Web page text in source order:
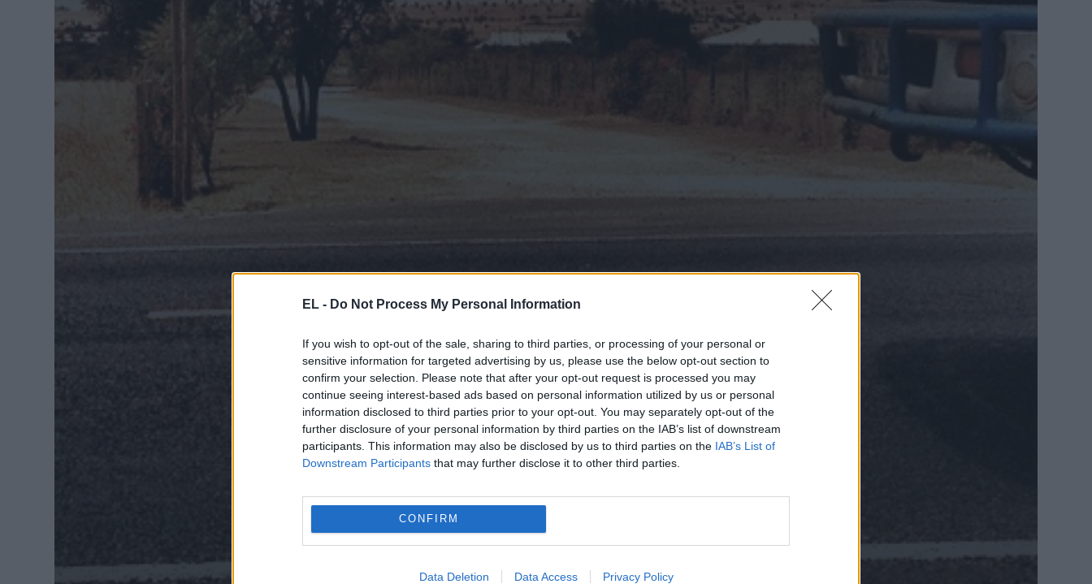
EL - Do Not Process My Personal Information
If you wish to opt-out of the sale, sharing to third parties, or processing of your personal or
sensitive information for targeted advertising by us, please use the below opt-out section to
confirm your selection. Please note that after your opt-out request is processed you may
continue seeing interest-based ads based on personal information utilized by us or personal
information disclosed to third parties prior to your opt-out. You may separately opt-out of the
further disclosure of your personal information by third parties on the IAB’s list of downstream
participants. This information may also be disclosed by us to third parties on the IAB’s List of
Downstream Participants that may further disclose it to other third parties.
CONFIRM
Data Deletion Data Access Privacy Policy